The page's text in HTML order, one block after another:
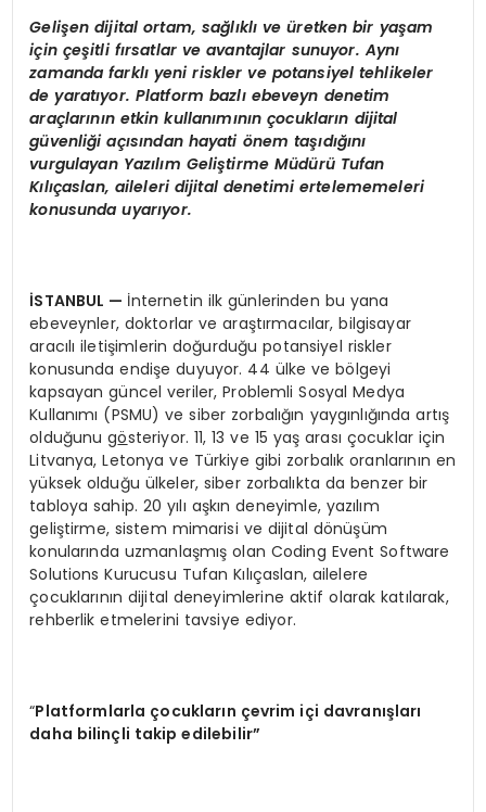
Gelişen dijital ortam, sağlıklıveüretken bir yaşam
için çeşitli fırsatlar ve avantajlar sunuyor. Aynı
zamanda farklı yeni riskler ve potansiyel tehlikeler
de yaratıyor. Platform bazlı ebeveyn denetim
araçlarının etkin kullanımının çocukların dijital
güvenliği açısından hayati önem taşıdığını
vurgulayan Yazılım Geliştirme Müdürü Tufan
Kılıçaslan, aileleri dijital denetimi ertelememeleri
konusunda uyarıyor.
İSTANBUL — İnternetin ilk günlerinden bu yana
ebeveynler, doktorlar ve araştırmacılar, bilgisayar
aracılı iletişimlerin doğurduğu potansiyel riskler
konusunda endişe duyuyor. 44 ülke ve bölgeyi
kapsayan güncel veriler, Problemli Sosyal Medya
Kullanımı (PSMU) ve siber zorbalığın yaygınlığında artış
olduğunu gösteriyor. 11, 13 ve 15 yaş arası çocuklar için
Litvanya, Letonya ve Türkiye gibi zorbalık oranlarının en
yüksek olduğu ülkeler, siber zorbalıkta da benzer bir
tabloya sahip. 20 yılı aşkın deneyimle, yazılım
geliştirme, sistem mimarisi ve dijital dönüşüm
konularında uzmanlaşmış olan Coding Event Software
Solutions Kurucusu Tufan Kılıçaslan, ailelere
çocuklarının dijital deneyimlerine aktif olarak katılarak,
rehberlik etmelerini tavsiye ediyor.
“Platformlarla çocukların çevrim içi davranışları
daha bilinçli takip edilebilir”